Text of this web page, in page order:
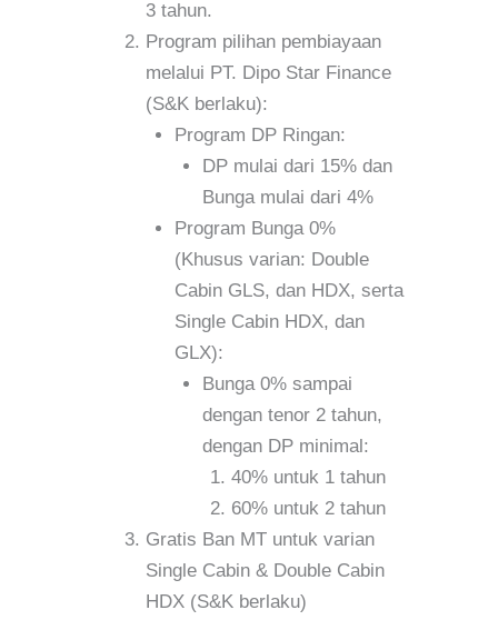
3 tahun.
Program pilihan pembiayaan
melalui PT. Dipo Star Finance
(S&K berlaku):
Program DP Ringan:
DP mulai dari 15% dan
Bunga mulai dari 4%
Program Bunga 0%
(Khusus varian: Double
Cabin GLS, dan HDX, serta
Single Cabin HDX, dan
GLX):
Bunga 0% sampai
dengan tenor 2 tahun,
dengan DP minimal:
40% untuk 1 tahun
60% untuk 2 tahun
Gratis Ban MT untuk varian
Single Cabin & Double Cabin
HDX (S&K berlaku)